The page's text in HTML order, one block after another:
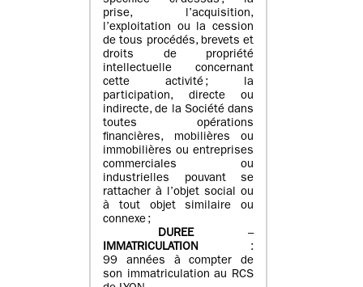
prise, l’acquisition,
l’exploitation ou la cession
de tous procédés, brevets et
droits de propriété
intellectuelle concernant
cette activité ; la
participation, directe ou
indirecte, de la Société dans
toutes opérations
financières, mobilières ou
immobilières ou entreprises
commerciales ou
industrielles pouvant se
rattacher à l’objet social ou
à tout objet similaire ou
connexe ;
DUREE–
IMMATRICULATION :
99 années à compter de
son immatriculation au RCS